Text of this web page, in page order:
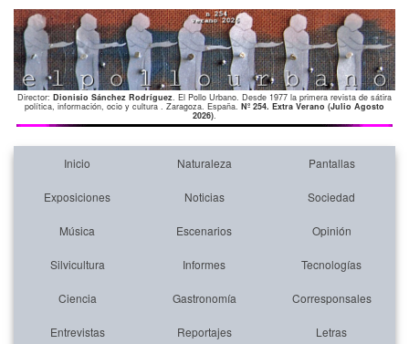
Director: Dionisio Sánchez Rodríguez. El Pollo Urbano. Desde 1977 la primera revista de sátira
política, información, ocio y cultura . Zaragoza. España. Nº 254. Extra Verano (Julio Agosto
2026).
Inicio Naturaleza Pantallas
Exposiciones Noticias Sociedad
Música Escenarios Opinión
Silvicultura Informes Tecnologías
Ciencia Gastronomía Corresponsales
Entrevistas Reportajes Letras